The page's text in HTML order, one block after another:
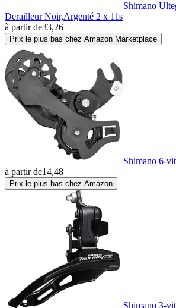
Shimano
Derailleur Noir,Argenté 2 x 11s
à partir de33,26
Prix le plus bas chez Amazon Marketplace
Shimano 6-
à partir de14,48
Prix le plus bas chez Amazon
Shimano 3-